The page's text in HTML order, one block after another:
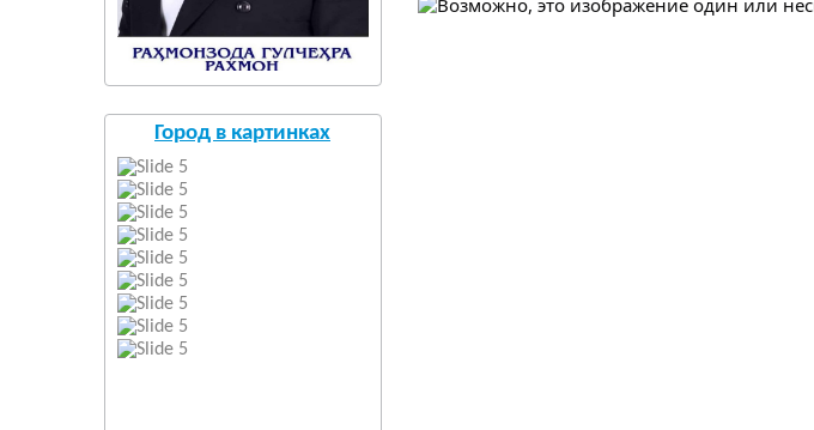
Город в картинках